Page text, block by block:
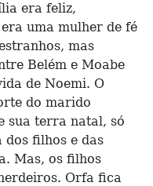
era feliz,
uma mulher de fé
mas
Belém e Moabe
de Noemi. O
do marido
sua terra natal, só
dos filhos e das
Mas, os filhos
Orfa fica